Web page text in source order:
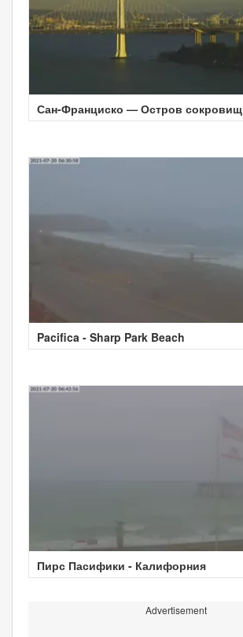
Сан-Франциско — Остров сокровищ
Pacifica - Sharp Park Beach
Пирс Пасифики - Калифорния
Advertisement